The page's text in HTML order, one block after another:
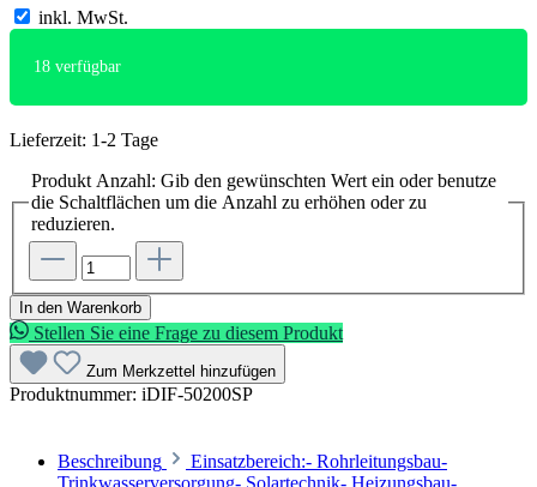
inkl. MwSt.
18 verfügbar
Lieferzeit: 1-2 Tage
Produkt Anzahl: Gib den gewünschten Wert ein oder benutze
die Schaltflächen um die Anzahl zu erhöhen oder zu
reduzieren.
In den Warenkorb
Stellen Sie eine Frage zu diesem Produkt
Zum Merkzettel hinzufügen
Produktnummer: iDIF-50200SP
Beschreibung
Einsatzbereich:- Rohrleitungsbau-